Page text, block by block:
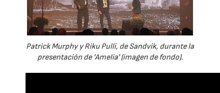
Patrick Murphy y Riku Pulli, de Sandvik, durante la
presentación de 'Amelia' (imagen de fondo).